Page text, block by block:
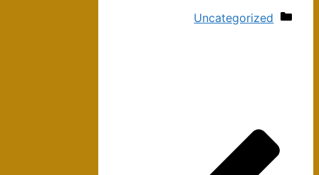
دسته‌ها
Uncategorized